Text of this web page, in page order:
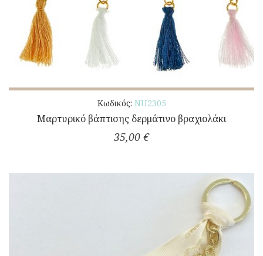
Κωδικός: ΝU2305
Μαρτυρικό βάπτισης δερμάτινο βραχιολάκι
35,00 €